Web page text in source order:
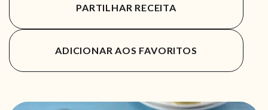
PARTILHAR RECEITA
ADICIONAR AOS FAVORITOS